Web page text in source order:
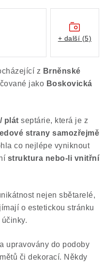
smlouvy
z Brněnské
jako Boskovická
plát septárie, která je z
strany samozřejmě
co nejlépe vyniknout
struktura nebo-li vnitřní
nejen sbětarelé,
o estetickou stránku
upravovány do podoby
či dekorací. Někdy
+ další (5)